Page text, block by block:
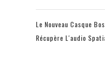
Le Nouveau Casque
Récupère L'audio